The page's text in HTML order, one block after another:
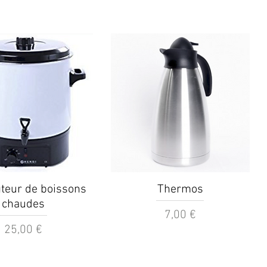
rapide
de boissons
chaudes
Prix
25,00 €
Aperçu rapide
Thermos
Prix
7,00 €